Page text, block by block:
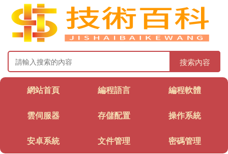
搜索內容
網站首頁 編程語言 編程軟體
雲伺服器 存儲配置 操作系統
安卓系統 文件管理 密碼管理